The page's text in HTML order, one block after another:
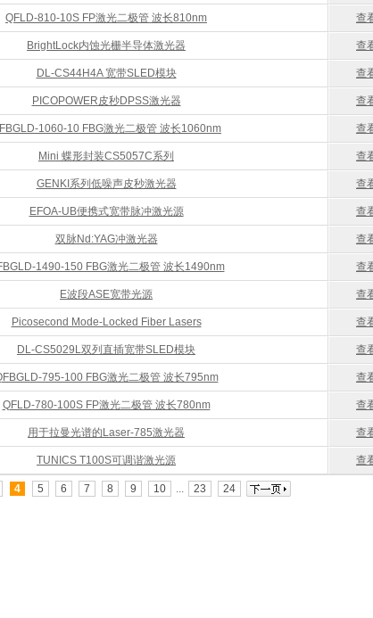
QFLD-810-10S FP激光二极管 波长810nm 查
BrightLock内蚀光栅半导体激光器 查
DL-CS44H4A 宽带SLED模块 查
PICOPOWER皮秒DPSS激光器 查
1060-10 FBG激光二极管 波长1060nm 查
Mini 蝶形封装CS5057C系列 查
GENKI系列低噪声皮秒激光器 查
EFOA-UB便携式宽带脉冲激光源 查
双脉Nd:YAG冲激光器 查
1490-150 FBG激光二极管 波长1490nm 查
E波段ASE宽带光源 查
Picosecond Mode-Locked Fiber Lasers 查
DL-CS5029L双列直插宽带SLED模块 查
795-100 FBG激光二极管 波长795nm 查
QFLD-780-100S FP激光二极管 波长780nm 查
用于拉曼光谱的Laser-785激光器 查
TUNICS T100S可调谐激光源 查
4 5 6 7 8 9 10 ... 23 24